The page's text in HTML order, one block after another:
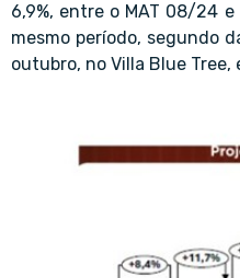
6,9%, entre o MAT 08/24
mesmo período, segundo
outubro, no Villa Blue Tree,